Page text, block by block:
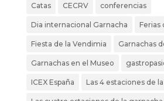
Catas CECRV conferencias
Dia internacional Garnacha Ferias
Fiesta de la Vendimia Garnachas
Garnachas en el Museo
ICEX España Las 4 estaciones de